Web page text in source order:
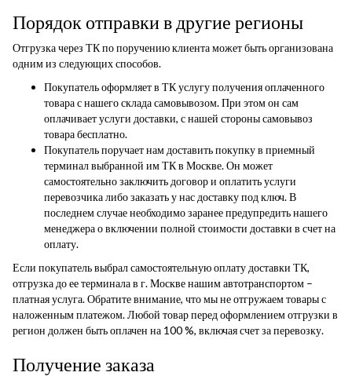
Порядок отправки в другие регионы
Отгрузка через ТК по поручению клиента может быть организована
одним из следующих способов.
Покупатель оформляет в ТК услугу получения оплаченного
товара с нашего склада самовывозом. При этом он сам
оплачивает услуги доставки, с нашей стороны самовывоз
товара бесплатно.
Покупатель поручает нам доставить покупку в приемный
терминал выбранной им ТК в Москве. Он может
самостоятельно заключить договор и оплатить услуги
перевозчика либо заказать у нас доставку под ключ. В
последнем случае необходимо заранее предупредить нашего
менеджера о включении полной стоимости доставки в счет на
оплату.
Если покупатель выбрал самостоятельную оплату доставки ТК,
отгрузка до ее терминала в г. Москве нашим автотранспортом –
платная услуга. Обратите внимание, что мы не отгружаем товары с
наложенным платежом. Любой товар перед оформлением отгрузки в
регион должен быть оплачен на 100 %, включая счет за перевозку.
Получение заказа